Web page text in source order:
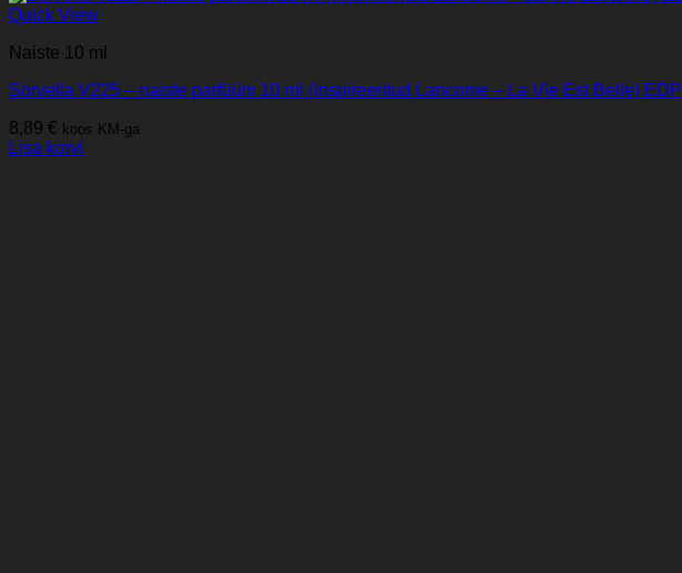
Quick View
Naiste 10 ml
Sorvella V225 – naiste parfüüm 10 ml (inspireeritud Lancome – La Vie Est Belle) EDP
8,89 € koos KM-ga
Lisa korvi